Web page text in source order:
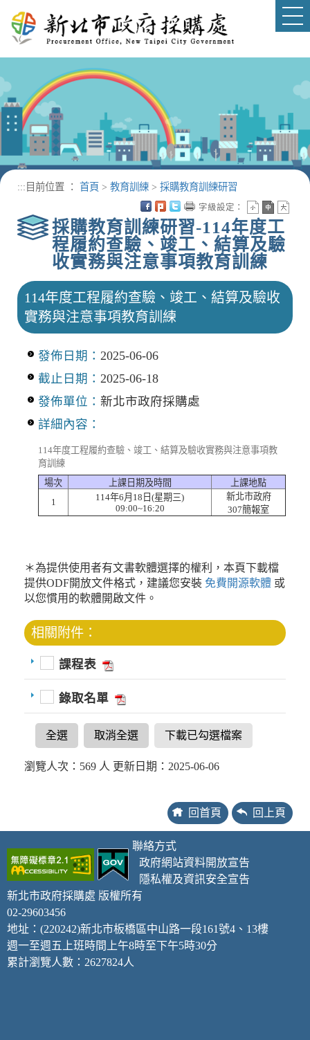
::: 目前位置 ： 首頁 > 教育訓練 > 採購教育訓練研習
採購教育訓練研習-114年度工
程履約查驗、竣工、結算及驗
收實務與注意事項教育訓練
字級設定：
114年度工程履約查驗、竣工、結算及驗收
實務與注意事項教育訓練
發佈日期： 2025-06-06
截止日期： 2025-06-18
發佈單位： 新北市政府採購處
詳細內容：
場次 上課日期及時間 上課地點
114年度工程履約查驗、竣工、結算及驗收實務與注意事項教
育訓練
1
114年6月18日(星期三)
09:00~16:20
新北市政府
307簡報室
＊為提供使用者有文書軟體選擇的權利，本頁下載檔
提供ODF開放文件格式，建議您安裝 免費開源軟體 或
以您慣用的軟體開啟文件。
相關附件：
課程表
錄取名單
全選 取消全選 下載已勾選檔案
瀏覽人次：569 人 更新日期：2025-06-06
回首頁 回上頁
聯絡方式
政府網站資料開放宣告
隱私權及資訊安全宣告
新北市政府採購處 版權所有
02-29603456
地址：(220242)新北市板橋區中山路一段161號4、13樓
週一至週五上班時間上午8時至下午5時30分
累計瀏覽人數：2627824人